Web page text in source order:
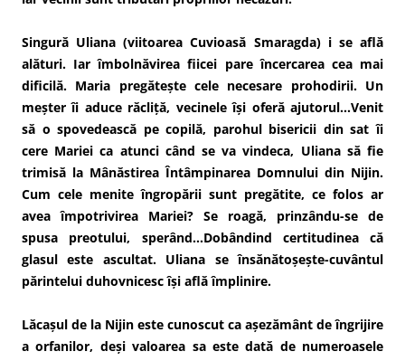
Singură Uliana (viitoarea Cuvioasă Smaragda) i se află
alături. Iar îmbolnăvirea fiicei pare încercarea cea mai
dificilă. Maria pregătește cele necesare prohodirii. Un
meșter îi aduce răcliță, vecinele își oferă ajutorul…Venit
să o spovedească pe copilă, parohul bisericii din sat îi
cere Mariei ca atunci când se va vindeca, Uliana să fie
trimisă la Mânăstirea Întâmpinarea Domnului din Nijin.
Cum cele menite îngropării sunt pregătite, ce folos ar
avea împotrivirea Mariei? Se roagă, prinzându-se de
spusa preotului, sperând…Dobândind certitudinea că
glasul este ascultat. Uliana se însănătoșește-cuvântul
părintelui duhovnicesc își află împlinire.
Lăcașul de la Nijin este cunoscut ca așezământ de îngrijire
a orfanilor, deși valoarea sa este dată de numeroasele